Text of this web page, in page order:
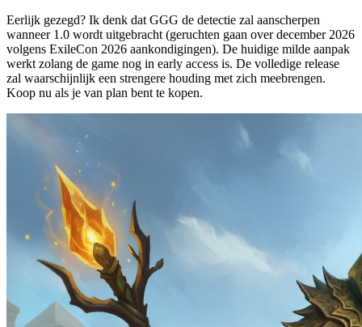
Eerlijk gezegd? Ik denk dat GGG de detectie zal aanscherpen
wanneer 1.0 wordt uitgebracht (geruchten gaan over december 2026
volgens ExileCon 2026 aankondigingen). De huidige milde aanpak
werkt zolang de game nog in early access is. De volledige release
zal waarschijnlijk een strengere houding met zich meebrengen.
Koop nu als je van plan bent te kopen.